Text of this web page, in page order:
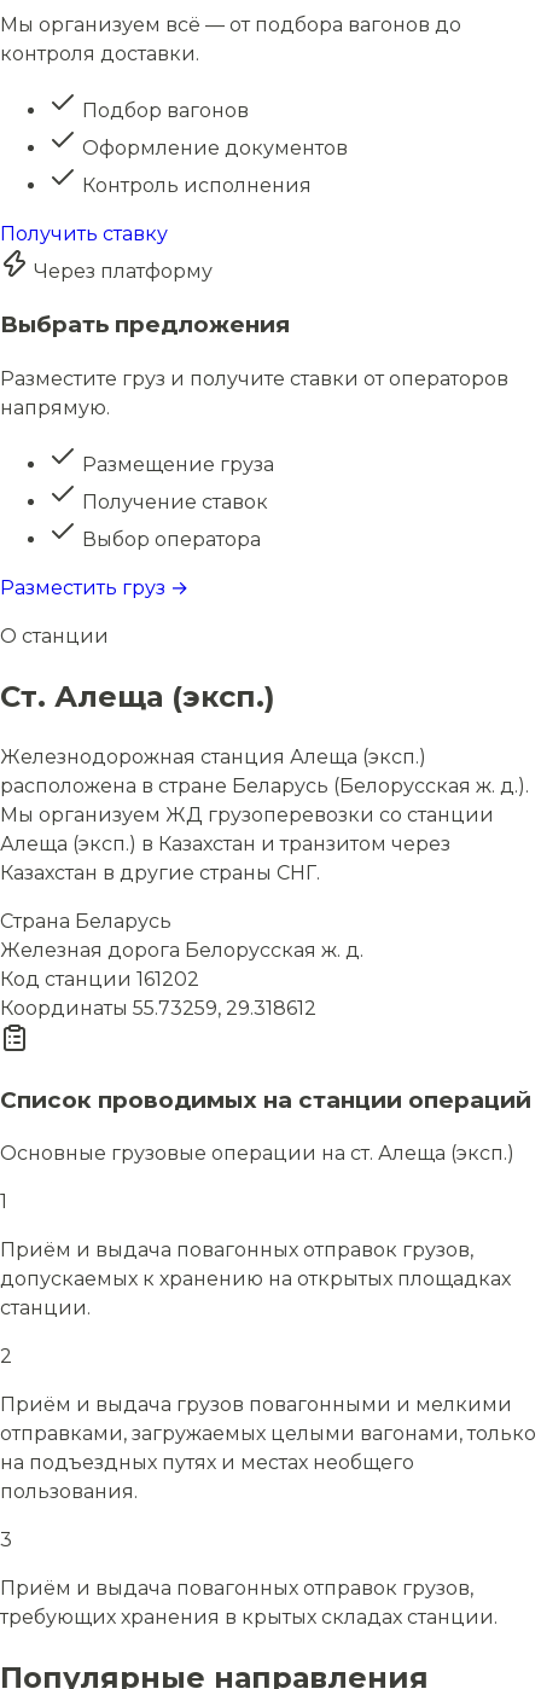
Мы организуем всё — от подбора вагонов до
контроля доставки.
Подбор вагонов
Оформление документов
Контроль исполнения
Получить ставку
Через платформу
Выбрать предложения
Разместите груз и получите ставки от операторов
напрямую.
Размещение груза
Получение ставок
Выбор оператора
Разместить груз →
О станции
Ст. Алеща (эксп.)
Железнодорожная станция Алеща (эксп.)
расположена в стране Беларусь (Белорусская ж. д.).
Мы организуем ЖД грузоперевозки со станции
Алеща (эксп.) в Казахстан и транзитом через
Казахстан в другие страны СНГ.
Страна Беларусь
Железная дорога Белорусская ж. д.
Код станции 161202
Координаты 55.73259, 29.318612
Список проводимых на станции операций
Основные грузовые операции на ст. Алеща (эксп.)
1
Приём и выдача повагонных отправок грузов,
допускаемых к хранению на открытых площадках
станции.
2
Приём и выдача грузов повагонными и мелкими
отправками, загружаемых целыми вагонами, только
на подъездных путях и местах необщего
пользования.
3
Приём и выдача повагонных отправок грузов,
требующих хранения в крытых складах станции.
Популярные направления